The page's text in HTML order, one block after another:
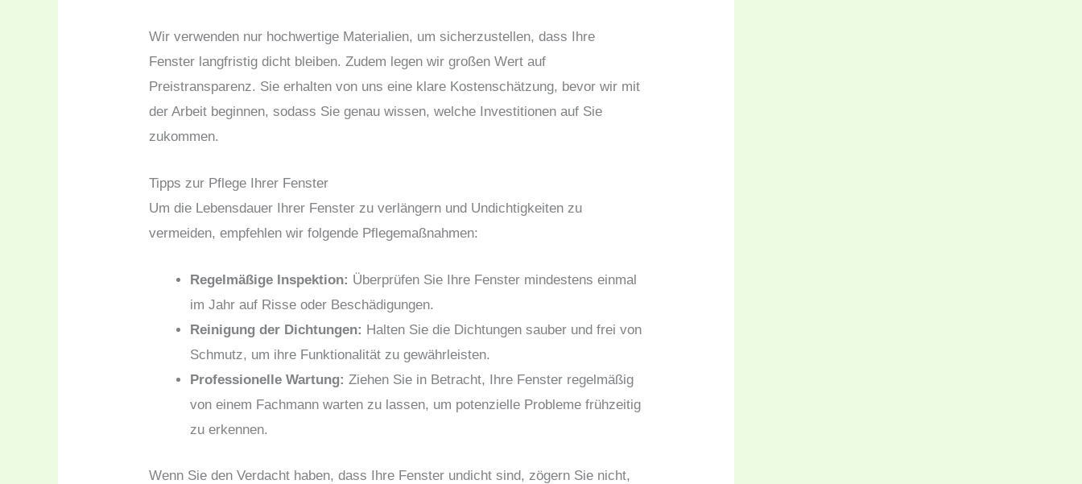
Wir verwenden nur hochwertige Materialien, um sicherzustellen, dass Ihre
Fenster langfristig dicht bleiben. Zudem legen wir großen Wert auf
Preistransparenz. Sie erhalten von uns eine klare Kostenschätzung, bevor wir mit
der Arbeit beginnen, sodass Sie genau wissen, welche Investitionen auf Sie
zukommen.
Tipps zur Pflege Ihrer Fenster
Um die Lebensdauer Ihrer Fenster zu verlängern und Undichtigkeiten zu
vermeiden, empfehlen wir folgende Pflegemaßnahmen:
Regelmäßige Inspektion: Überprüfen Sie Ihre Fenster mindestens einmal
im Jahr auf Risse oder Beschädigungen.
Reinigung der Dichtungen: Halten Sie die Dichtungen sauber und frei von
Schmutz, um ihre Funktionalität zu gewährleisten.
Professionelle Wartung: Ziehen Sie in Betracht, Ihre Fenster regelmäßig
von einem Fachmann warten zu lassen, um potenzielle Probleme frühzeitig
zu erkennen.
Wenn Sie den Verdacht haben, dass Ihre Fenster undicht sind, zögern Sie nicht,